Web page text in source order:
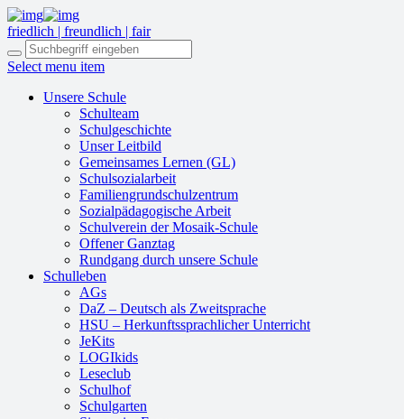
friedlich | freundlich | fair
Select menu item
Unsere Schule
Schulteam
Schulgeschichte
Unser Leitbild
Gemeinsames Lernen (GL)
Schulsozialarbeit
Familiengrundschulzentrum
Sozialpädagogische Arbeit
Schulverein der Mosaik-Schule
Offener Ganztag
Rundgang durch unsere Schule
Schulleben
AGs
DaZ – Deutsch als Zweitsprache
HSU – Herkunftssprachlicher Unterricht
JeKits
LOGIkids
Leseclub
Schulhof
Schulgarten